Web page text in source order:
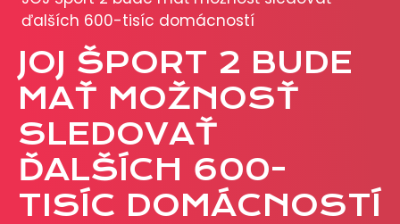
PRODUKCIA
REKLAMA
Viac o reklamných formátoch
Obchodné podmienky
Prezentácia 2026
ďalších 600-tisíc domácností
JOJ ŠPORT 2 BUDE
MAŤ MOŽNOSŤ
SLEDOVAŤ
ĎALŠÍCH 600-
TISÍC DOMÁCNOSTÍ